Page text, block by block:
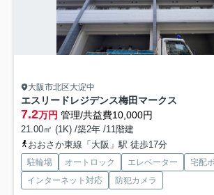
大阪市北区大淀中
エスリードレジデンス梅田マークス
7.2万円 管理/共益費10,000円
21.00㎡ (1K) /築2年 /11階建
おおさか東線「大阪」駅 徒歩17分
駐輪場 オートロック エレベーター
宅配
インターネット対応
防犯カメラ